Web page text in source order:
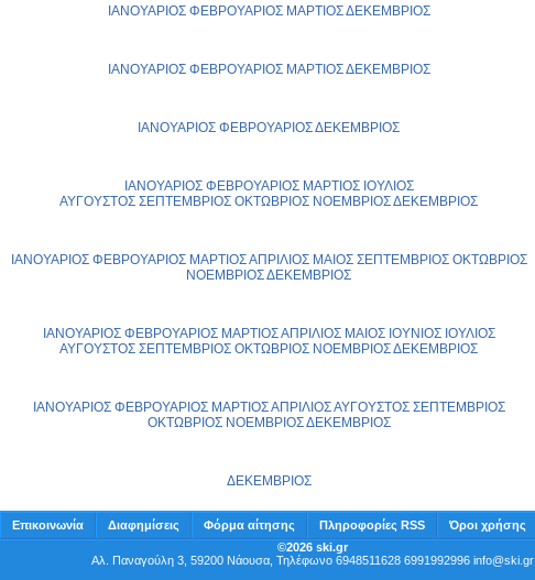
ΙΑΝΟΥΑΡΙΟΣ ΦΕΒΡΟΥΑΡΙΟΣ ΜΑΡΤΙΟΣΔΕΚΕΜΒΡΙΟΣ
ΙΑΝΟΥΑΡΙΟΣ ΦΕΒΡΟΥΑΡΙΟΣ ΜΑΡΤΙΟΣΔΕΚΕΜΒΡΙΟΣ
ΙΑΝΟΥΑΡΙΟΣ ΦΕΒΡΟΥΑΡΙΟΣΔΕΚΕΜΒΡΙΟΣ
ΙΑΝΟΥΑΡΙΟΣ ΦΕΒΡΟΥΑΡΙΟΣ ΜΑΡΤΙΟΣ ΙΟΥΛΙΟΣ
ΑΥΓΟΥΣΤΟΣ ΣΕΠΤΕΜΒΡΙΟΣ ΟΚΤΩΒΡΙΟΣ ΝΟΕΜΒΡΙΟΣΔΕΚΕΜΒΡΙΟΣ
ΙΑΝΟΥΑΡΙΟΣ ΦΕΒΡΟΥΑΡΙΟΣ ΜΑΡΤΙΟΣΑΠΡΙΛΙΟΣ ΜΑΙΟΣ ΣΕΠΤΕΜΒΡΙΟΣ ΟΚΤΩΒΡΙΟΣ
ΝΟΕΜΒΡΙΟΣΔΕΚΕΜΒΡΙΟΣ
ΙΑΝΟΥΑΡΙΟΣ ΦΕΒΡΟΥΑΡΙΟΣ ΜΑΡΤΙΟΣΑΠΡΙΛΙΟΣ ΜΑΙΟΣ ΙΟΥΝΙΟΣ ΙΟΥΛΙΟΣ
ΑΥΓΟΥΣΤΟΣ ΣΕΠΤΕΜΒΡΙΟΣ ΟΚΤΩΒΡΙΟΣ ΝΟΕΜΒΡΙΟΣΔΕΚΕΜΒΡΙΟΣ
ΙΑΝΟΥΑΡΙΟΣ ΦΕΒΡΟΥΑΡΙΟΣ ΜΑΡΤΙΟΣΑΠΡΙΛΙΟΣΑΥΓΟΥΣΤΟΣ ΣΕΠΤΕΜΒΡΙΟΣ
ΟΚΤΩΒΡΙΟΣ ΝΟΕΜΒΡΙΟΣΔΕΚΕΜΒΡΙΟΣ
ΔΕΚΕΜΒΡΙΟΣ
Επικοινωνία Διαφημίσεις Φόρμα αίτησης Πληροφορίες RSS Όροι χρήσης
©2026 ski.gr
Αλ. Παναγούλη 3, 59200 Νάουσα, Τηλέφωνο 6948511628 6991992996 info@ski.gr